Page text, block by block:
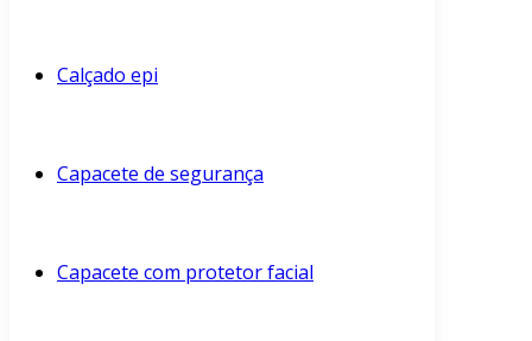
Calçado epi
Capacete de segurança
Capacete com protetor facial